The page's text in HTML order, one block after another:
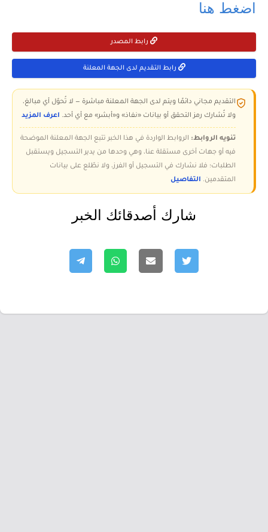
اضغط هنا
رابط المصدر
رابط التقديم لدى الجهة المعلنة
التقديم مجاني دائمًا ويتم لدى الجهة المعلنة مباشرة — لا تُحوّل أي مبالغ،
ولا تُشارك رمز التحقق أو بيانات «نفاذ» و«أبشر» مع أي أحد. اعرف المزيد
تنويه الروابط: الروابط الواردة في هذا الخبر تتبع الجهة المعلنة الموضحة
فيه أو جهات أخرى مستقلة عنا، وهي وحدها من يدير التسجيل ويستقبل
الطلبات؛ فلا نشارك في التسجيل أو الفرز، ولا نطّلع على بيانات
المتقدمين. التفاصيل
شارك أصدقائك الخبر